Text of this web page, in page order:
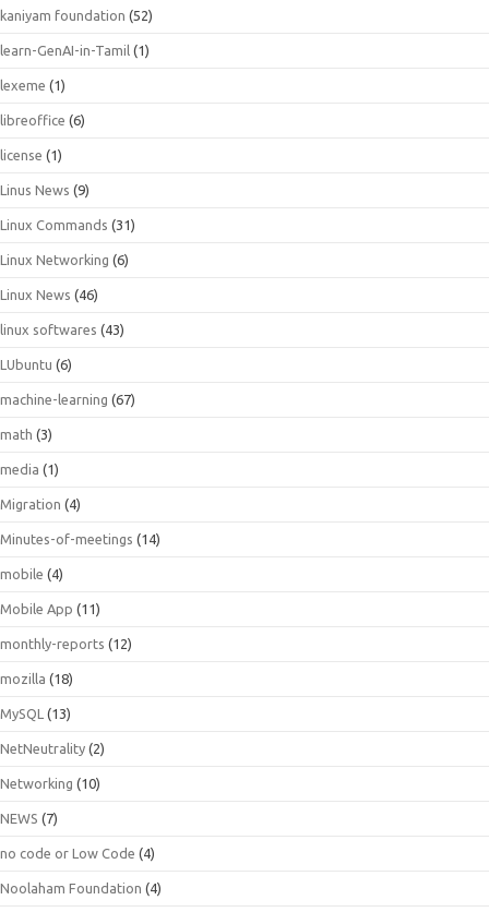
kaniyam foundation (52)
learn-GenAI-in-Tamil (1)
lexeme (1)
libreoffice (6)
license (1)
Linus News (9)
Linux Commands (31)
Linux Networking (6)
Linux News (46)
linux softwares (43)
LUbuntu (6)
machine-learning (67)
math (3)
media (1)
Migration (4)
Minutes-of-meetings (14)
mobile (4)
Mobile App (11)
monthly-reports (12)
mozilla (18)
MySQL (13)
NetNeutrality (2)
Networking (10)
NEWS (7)
no code or Low Code (4)
Noolaham Foundation (4)